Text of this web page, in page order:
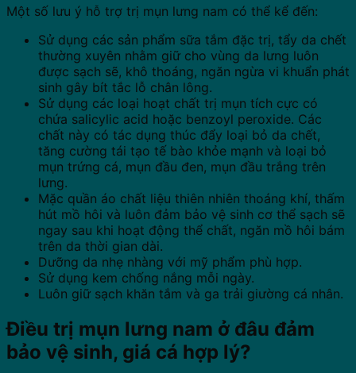
Một số lưu ý hỗ trợ trị mụn lưng nam có thể kể đến:
Sử dụng các sản phẩm sữa tắm đặc trị, tẩy da chết
thường xuyên nhằm giữ cho vùng da lưng luôn
được sạch sẽ, khô thoáng, ngăn ngừa vi khuẩn phát
sinh gây bít tắc lỗ chân lông.
Sử dụng các loại hoạt chất trị mụn tích cực có
chứa salicylic acid hoặc benzoyl peroxide. Các
chất này có tác dụng thúc đẩy loại bỏ da chết,
tăng cường tái tạo tế bào khỏe mạnh và loại bỏ
mụn trứng cá, mụn đầu đen, mụn đầu trắng trên
lưng.
Mặc quần áo chất liệu thiên nhiên thoáng khí, thấm
hút mồ hôi và luôn đảm bảo vệ sinh cơ thể sạch sẽ
ngay sau khi hoạt động thể chất, ngăn mồ hôi bám
trên da thời gian dài.
Dưỡng da nhẹ nhàng với mỹ phẩm phù hợp.
Sử dụng kem chống nắng mỗi ngày.
Luôn giữ sạch khăn tắm và ga trải giường cá nhân.
Điều trị mụn lưng nam ở đâu đảm
bảo vệ sinh, giá cá hợp lý?